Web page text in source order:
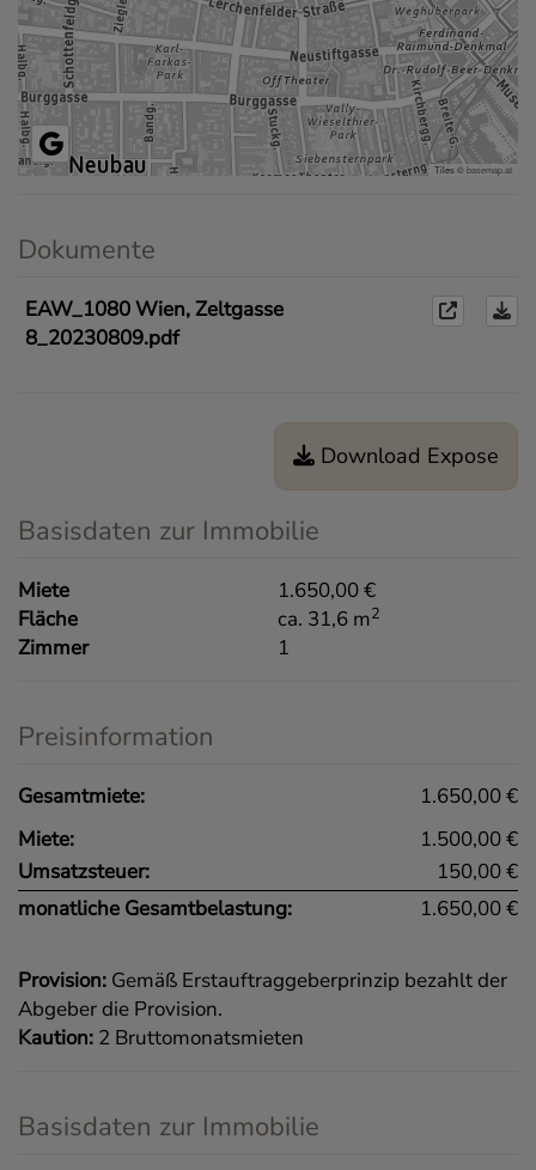
Tiles ©basemap.at
Dokumente
EAW_1080 Wien, Zeltgasse
8_20230809.pdf
Download Expose
Basisdaten zur Immobilie
Miete
1.650,00 €
Fläche
ca. 31,6 m2
Zimmer 1
Preisinformation
Gesamtmiete:
1.650,00 €
Miete:
1.500,00 €
Umsatzsteuer:
150,00 €
monatliche Gesamtbelastung:
1.650,00 €
Provision: Gemäß Erstauftraggeberprinzip bezahlt der
Abgeber die Provision.
Kaution: 2 Bruttomonatsmieten
Basisdaten zur Immobilie